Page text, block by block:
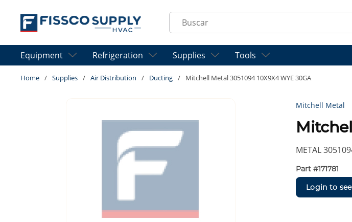
Skip to main content
Site Search
Equipment Refrigeration Supplies Tools
Home / Supplies / Air Distribution / Ducting / Mitchell Metal 3051094 10X9X4 WYE 30GA
Mitchell Metal
METAL
Part #171781
Login to